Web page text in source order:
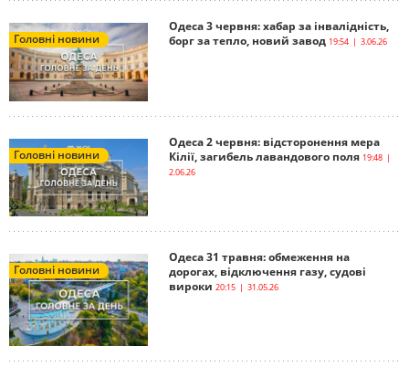
Головні новини
Одеса 3 червня: хабар за інвалідність,
борг за тепло, новий завод 19:54 | 3.06.26
Головні новини
Одеса 2 червня: відсторонення мера
Кілії, загибель лавандового поля 19:48 |
2.06.26
Головні новини
Одеса 31 травня: обмеження на
дорогах, відключення газу, судові
вироки 20:15 | 31.05.26